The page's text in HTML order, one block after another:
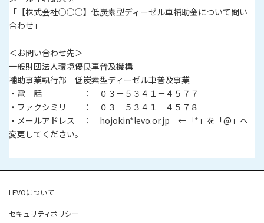
「【株式会社○○○】低炭素型ディーゼル車補助金について問い
合わせ」
＜お問い合わせ先＞
一般財団法人環境優良車普及機構
補助事業執行部 低炭素型ディーゼル車普及事業
・電 話 ： ０３－５３４１－４５７７
・ファクシミリ ： ０３－５３４１－４５７８
・メールアドレス ： hojokin*levo.or.jp ←「*」を「@」へ
変更してください。
LEVOについて
セキュリティポリシー